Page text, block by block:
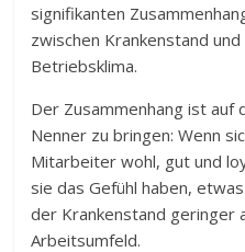
signifikanten
zwischen Krankenstand und
Betriebsklima.
Der Zusammenhang ist auf
Nenner zu bringen: Wenn
Mitarbeiter wohl, gut und
sie das Gefühl haben,
der Krankenstand geringer
Arbeitsumfeld.